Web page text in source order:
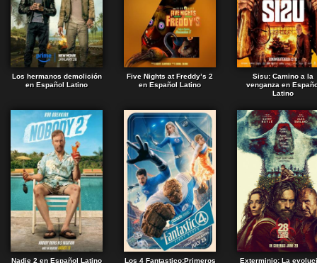
Los hermanos demolición
en Español Latino
Five Nights at Freddy’s 2
en Español Latino
Sisu: Camino a la
venganza en
Latino
Nadie 2 en Español Latino
Los 4 Fantastico:Primeros
Exterminio: La